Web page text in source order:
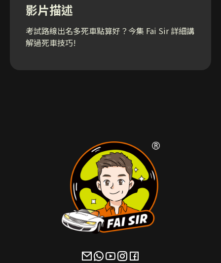
影片描述
考試路線出名多死車點算好？今集 Fai Sir 詳細講
解過死車技巧!